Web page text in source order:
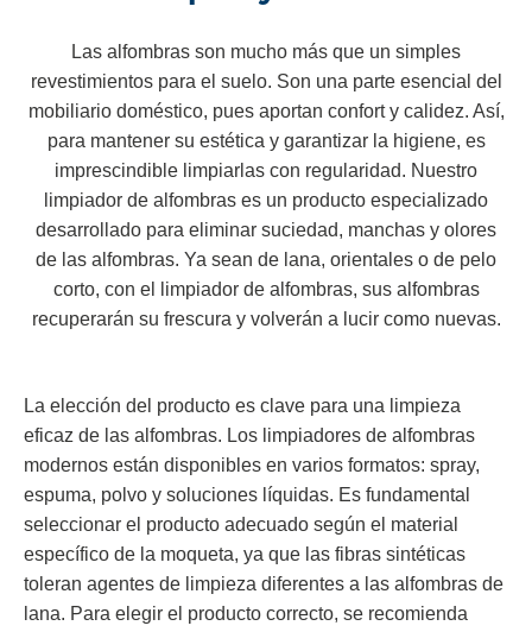
Las alfombras son mucho más que un simples
revestimientos para el suelo. Son una parte esencial del
mobiliario doméstico, pues aportan confort y calidez. Así,
para mantener su estética y garantizar la higiene, es
imprescindible limpiarlas con regularidad. Nuestro
limpiador de alfombras es un producto especializado
desarrollado para eliminar suciedad, manchas y olores
de las alfombras. Ya sean de lana, orientales o de pelo
corto, con el limpiador de alfombras, sus alfombras
recuperarán su frescura y volverán a lucir como nuevas.
La elección del producto es clave para una limpieza
eficaz de las alfombras. Los limpiadores de alfombras
modernos están disponibles en varios formatos: spray,
espuma, polvo y soluciones líquidas. Es fundamental
seleccionar el producto adecuado según el material
específico de la moqueta, ya que las fibras sintéticas
toleran agentes de limpieza diferentes a las alfombras de
lana. Para elegir el producto correcto, se recomienda